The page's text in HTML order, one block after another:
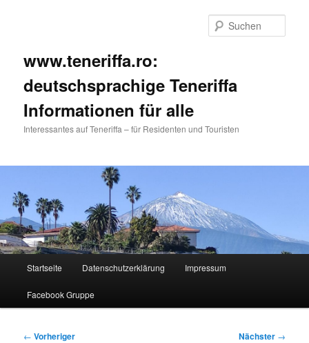
www.teneriffa.ro:
deutschsprachige Teneriffa
Informationen für alle
Interessantes auf Teneriffa – für Residenten und Touristen
Zum
primären
Startseite Datenschutzerklärung Impressum
Facebook Gruppe
Beitragsnavigation
← Vorheriger Nächster →